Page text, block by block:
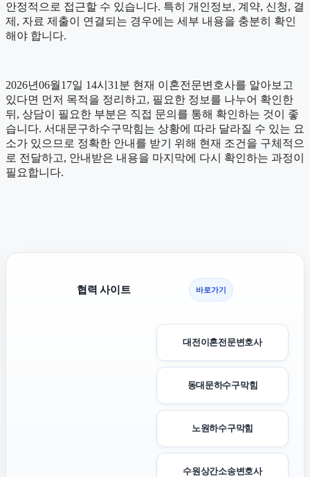
안정적으로 접근할 수 있습니다. 특히 개인정보, 계약, 신청, 결
제, 자료 제출이 연결되는 경우에는 세부 내용을 충분히 확인
해야 합니다.
2026년06월17일 14시31분 현재 이혼전문변호사를 알아보고
있다면 먼저 목적을 정리하고, 필요한 정보를 나누어 확인한
뒤, 상담이 필요한 부분은 직접 문의를 통해 확인하는 것이 좋
습니다. 서대문구하수구막힘는 상황에 따라 달라질 수 있는 요
소가 있으므로 정확한 안내를 받기 위해 현재 조건을 구체적으
로 전달하고, 안내받은 내용을 마지막에 다시 확인하는 과정이
필요합니다.
협력 사이트 바로가기
대전이혼전문변호사
동대문하수구막힘
노원하수구막힘
수원상간소송변호사